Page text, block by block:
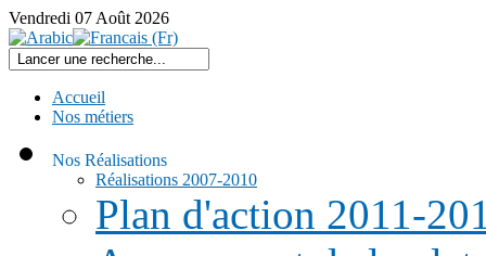
Vendredi 07 Août 2026
Accueil
Nos métiers
Nos Réalisations
Réalisations 2007-2010
Plan d'action 2011-